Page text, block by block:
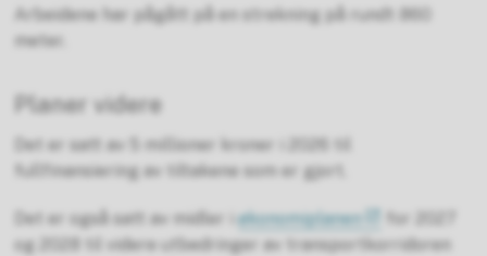
Arbeidene har pågått på en strekning på rundt 860
meter.
Planer videre
Det er satt av 5 millioner kroner i 2026 til
fullfinansiering av tiltakene som er gjort.
Det er også satt av midler iøkonomiplanen
for 2027
og 2028 til videre utbedringer av transportkorridoren